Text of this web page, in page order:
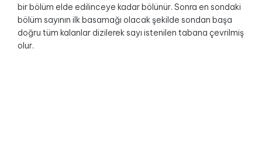
bir bölüm elde edilinceye kadar bölünür. Sonra en sondaki
bölüm sayının ilk basamağı olacak şekilde sondan başa
doğru tüm kalanlar dizilerek sayı istenilen tabana çevrilmiş
olur.